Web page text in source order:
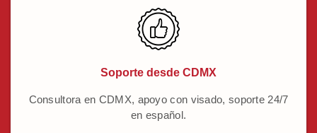
Soporte desde CDMX
Consultora en CDMX, apoyo con visado, soporte 24/7
en español.